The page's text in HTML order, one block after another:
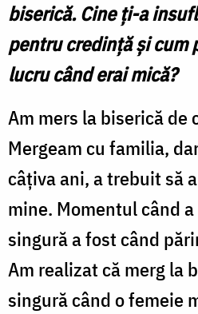
biserică. Cine ți-a
pentru credință și cum
lucru când erai mică?
Am mers la biserică de
Mergeam cu familia,
câțiva ani, a trebuit să
mine. Momentul când
singură a fost când
Am realizat că merg la
singură când o femeie